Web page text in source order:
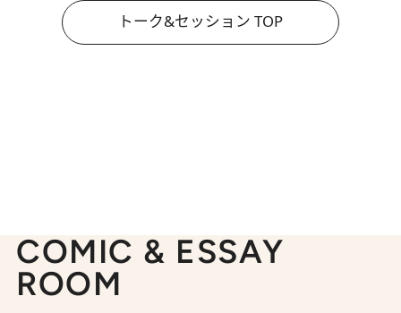
トーク&セッション TOP
COMIC & ESSAY
ROOM